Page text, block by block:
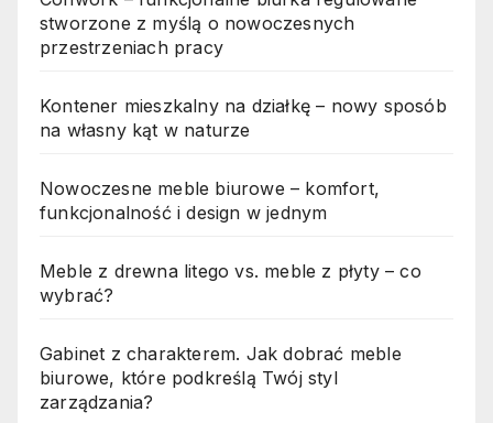
stworzone z myślą o nowoczesnych
przestrzeniach pracy
Kontener mieszkalny na działkę – nowy sposób
na własny kąt w naturze
Nowoczesne meble biurowe – komfort,
funkcjonalność i design w jednym
Meble z drewna litego vs. meble z płyty – co
wybrać?
Gabinet z charakterem. Jak dobrać meble
biurowe, które podkreślą Twój styl
zarządzania?